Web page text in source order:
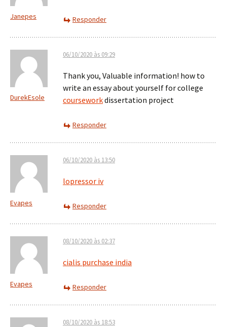
Janepes Responder
DurekEsole
06/10/2020 às 09:29
Thank you, Valuable information! how to
write an essay about yourself for college
courseworkdissertation project
Responder
Evapes
06/10/2020 às 13:50
lopressor iv
Responder
Evapes
08/10/2020 às 02:37
cialis purchase india
Responder
08/10/2020 às 18:53